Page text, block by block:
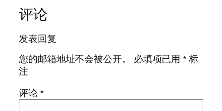
评论
发表回复
您的邮箱地址不会被公开。
必填项已用* 标
注
评论 *